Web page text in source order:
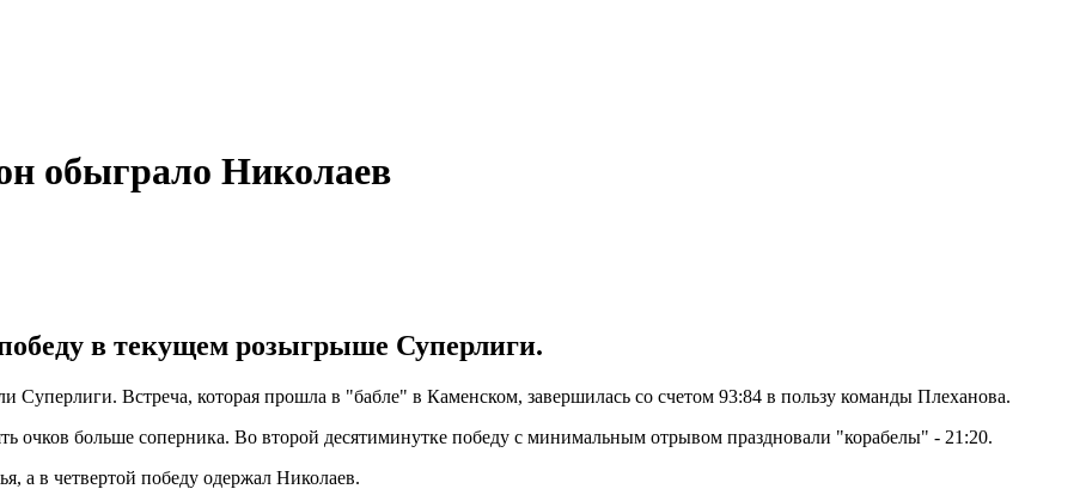
обыграло Николаев
в текущем розыгрыше Суперлиги.
Суперлиги. Встреча, которая прошла в "бабле" в Каменском, завершилась со счетом 93:84 в пользу команды Плеханова.
очков больше соперника. Во второй десятиминутке победу с минимальным отрывом праздновали "корабелы" - 21:20.
а в четвертой победу одержал Николаев.